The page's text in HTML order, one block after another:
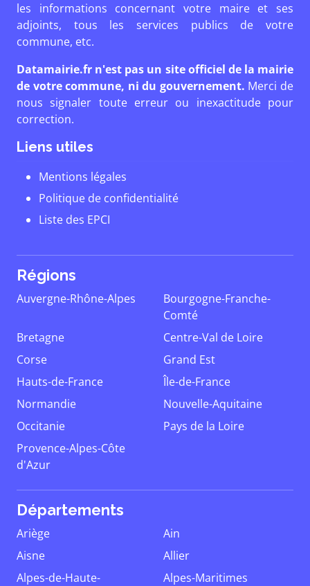
les informations concernant votre maire et ses
adjoints, tous les services publics de votre
commune, etc.
Datamairie.fr n'est pas un site officiel de la mairie
de votre commune, ni du gouvernement. Merci de
nous signaler toute erreur ou inexactitude pour
correction.
Liens utiles
Mentions légales
Politique de confidentialité
Liste des EPCI
Régions
Auvergne-Rhône-Alpes
Bourgogne-Franche-
Comté
Bretagne
Centre-Val de Loire
Corse
Grand Est
Hauts-de-France
Île-de-France
Normandie
Nouvelle-Aquitaine
Occitanie
Pays de la Loire
Provence-Alpes-Côte
d'Azur
Départements
Ariège
Ain
Aisne
Allier
Alpes-de-Haute-
Alpes-Maritimes